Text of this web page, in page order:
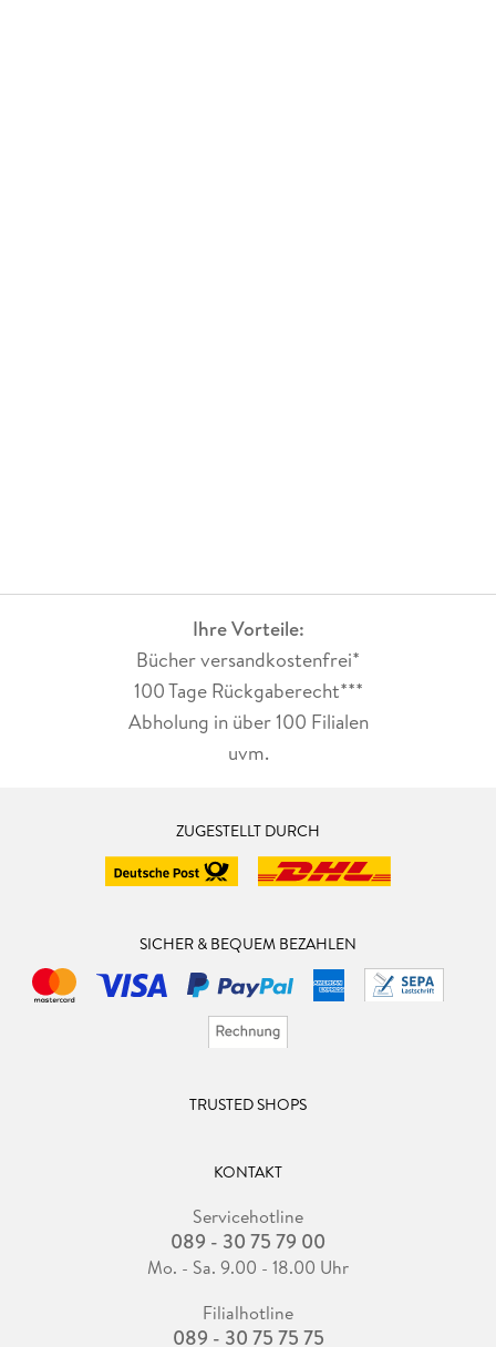
Ihre Vorteile:
Bücher versandkostenfrei*
100 Tage Rückgaberecht***
Abholung in über 100 Filialen
uvm.
ZUGESTELLT DURCH
SICHER & BEQUEM BEZAHLEN
TRUSTED SHOPS
KONTAKT
Servicehotline
089 - 30 75 79 00
Mo. - Sa. 9.00 - 18.00 Uhr
Filialhotline
089 - 30 75 75 75